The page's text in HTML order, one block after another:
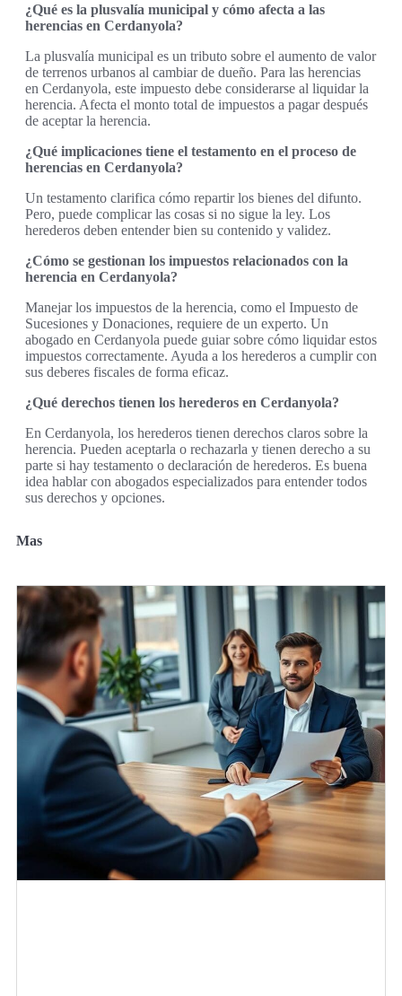
¿Qué es la plusvalía municipal y cómo afecta a las
herencias en Cerdanyola?
La plusvalía municipal es un tributo sobre el aumento de valor
de terrenos urbanos al cambiar de dueño. Para las herencias
en Cerdanyola, este impuesto debe considerarse al liquidar la
herencia. Afecta el monto total de impuestos a pagar después
de aceptar la herencia.
¿Qué implicaciones tiene el testamento en el proceso de
herencias en Cerdanyola?
Un testamento clarifica cómo repartir los bienes del difunto.
Pero, puede complicar las cosas si no sigue la ley. Los
herederos deben entender bien su contenido y validez.
¿Cómo se gestionan los impuestos relacionados con la
herencia en Cerdanyola?
Manejar los impuestos de la herencia, como el Impuesto de
Sucesiones y Donaciones, requiere de un experto. Un
abogado en Cerdanyola puede guiar sobre cómo liquidar estos
impuestos correctamente. Ayuda a los herederos a cumplir con
sus deberes fiscales de forma eficaz.
¿Qué derechos tienen los herederos en Cerdanyola?
En Cerdanyola, los herederos tienen derechos claros sobre la
herencia. Pueden aceptarla o rechazarla y tienen derecho a su
parte si hay testamento o declaración de herederos. Es buena
idea hablar con abogados especializados para entender todos
sus derechos y opciones.
Mas